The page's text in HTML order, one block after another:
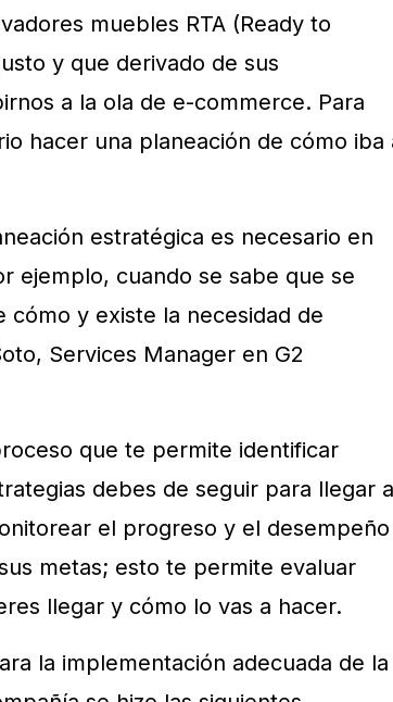
muebles RTA (Ready to
y que derivado de sus
a la ola de e-commerce. Para
hacer una planeación de cómo iba
estratégica es necesario en
ejemplo, cuando se sabe que se
y existe la necesidad de
Services Manager en G2
que te permite identificar
debes de seguir para llegar a
el progreso y el desempeño
metas; esto te permite evaluar
llegar y cómo lo vas a hacer.
la implementación adecuada de la